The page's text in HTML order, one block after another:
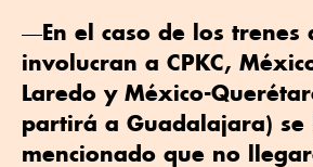
—En el caso de los trenes
involucran a CPKC,
Laredo y México-
partirá a Guadalajara) se
mencionado que no